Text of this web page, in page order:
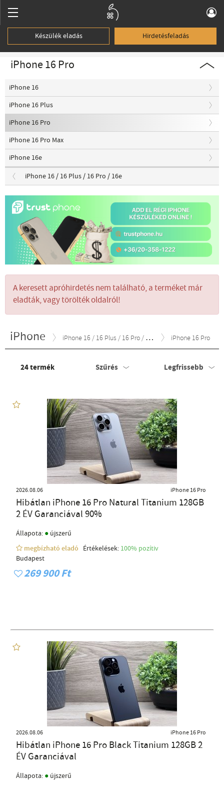
Készülék eladás Hirdetésfeladás
iPhone 16 Pro
iPhone 16
iPhone 16 Plus
iPhone 16 Pro
iPhone 16 Pro Max
iPhone 16e
iPhone 16 / 16 Plus / 16 Pro / 16e
A keresett apróhirdetés nem található, a terméket már
eladták, vagy törölték oldalról!
iPhone iPhone 16 / 16 Plus / 16 Pro / 16e iPhone 16 Pro
24termék Szűrés Legfrissebb
2026.08.06 iPhone 16 Pro
Hibátlan iPhone 16 Pro Natural Titanium 128GB
2 ÉV Garanciával 90%
Állapota: ● újszerű
megbízható eladó
Értékelések: 100% pozítiv
Budapest
269 900 Ft
2026.08.06 iPhone 16 Pro
Hibátlan iPhone 16 Pro Black Titanium 128GB 2
ÉV Garanciával
Állapota: ● újszerű